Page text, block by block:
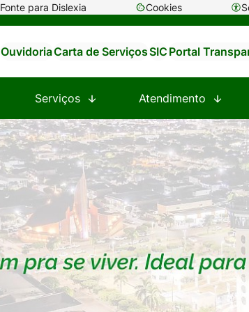
Fonte para Dislexia Cookies
Abrir
de
cookies
OuvidoriaCarta de ServiçosSIC Portal
Serviços Atendimento